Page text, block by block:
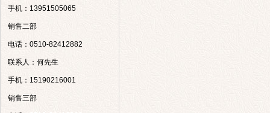
手机：13951505065
销售二部
电话：0510-82412882
联系人：何先生
手机：15190216001
销售三部